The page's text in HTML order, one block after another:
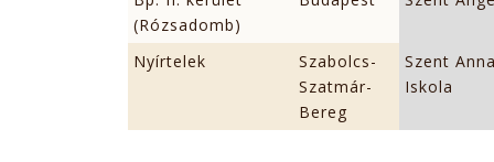
(Rózsadomb)
Nyírtelek
Szabolcs-
Szatmár-
Bereg
Szent
Iskola
OLDALAK